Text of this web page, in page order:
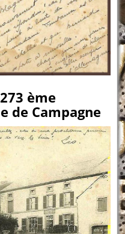
ème
de Campagne